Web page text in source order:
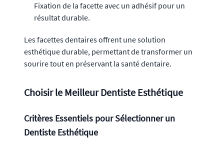
Fixation de la facette avec un adhésif pour un
résultat durable.
Les facettes dentaires offrent une solution
esthétique durable, permettant de transformer un
sourire tout en préservant la santé dentaire.
Choisir le Meilleur Dentiste Esthétique
Critères Essentiels pour Sélectionner un
Dentiste Esthétique